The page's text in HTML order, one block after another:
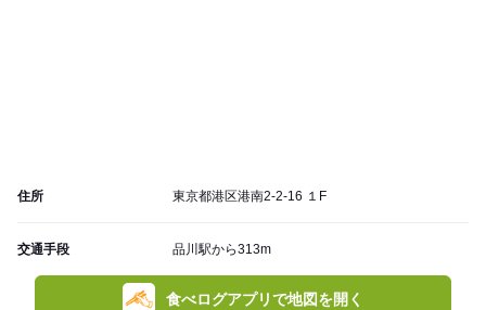
住所 東京都港区港南2-2-16 １F
交通手段 品川駅から313m
食べログアプリで地図を開く